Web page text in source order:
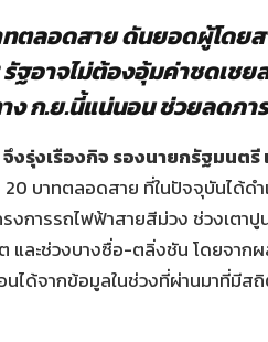
ทตลอดสาย ดันยอดผู้โดย
ฐอาจไม่ต้องอุ้มค่าชดเช
ง ก.ย.นี้แน่นอน ช่วยลดภา
จึงรุ่งเรืองกิจ รองนายกรัฐมนตรี
บาทตลอดสาย ที่ในปัจจุบันได้ดำ
งการรถไฟฟ้าสายสีม่วง ช่วงเตา
ละช่วงบางซื่อ-ตลิ่งชัน โดยจากผ
นได้จากข้อมูลในช่วงที่ผ่านมาที่มีส